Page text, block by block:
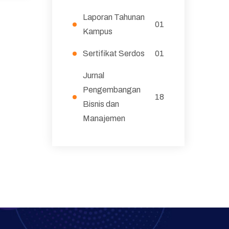
Laporan Tahunan
Kampus
01
Sertifikat Serdos 01
Jurnal
Pengembangan
Bisnis dan
Manajemen
18